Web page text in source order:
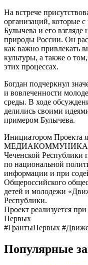
На встрече
организаций, которые
Булычева и его
природы России. Он
как важно привлекать
культуры, а также о
этих процессах.
Богдан подчеркнул
и вовлеченности
среды. В ходе
делились своими
примером Булычева.
Инициатором Проекта
Чеченской Республики
по национальной
информации и при
Общероссийского
детей и молодежи
Республики.
Проект реализуется
Первых
#ГрантыПервых
Популярные